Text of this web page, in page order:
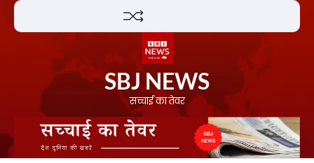
Skip
SBJ NEWS
सच्चाई का तेवर